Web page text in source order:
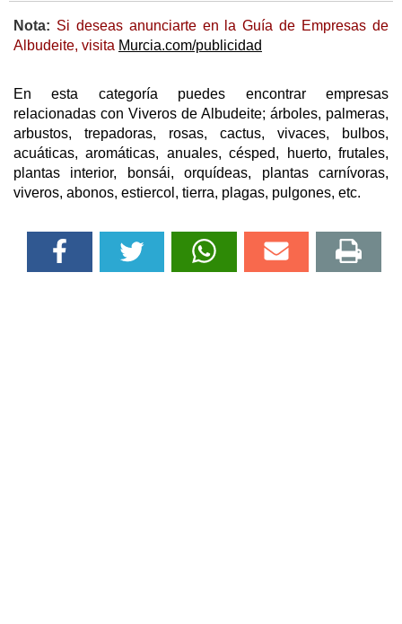
Nota: Si deseas anunciarte en la Guía de Empresas de
Albudeite, visita Murcia.com/publicidad
En esta categoría puedes encontrar empresas
relacionadas con Viveros de Albudeite; árboles, palmeras,
arbustos, trepadoras, rosas, cactus, vivaces, bulbos,
acuáticas, aromáticas, anuales, césped, huerto, frutales,
plantas interior, bonsái, orquídeas, plantas carnívoras,
viveros, abonos, estiercol, tierra, plagas, pulgones, etc.